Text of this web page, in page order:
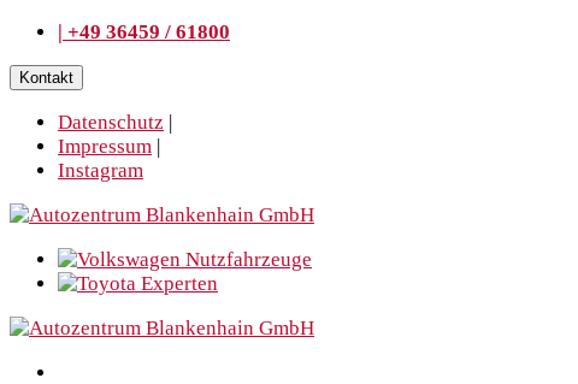
| +49 36459 / 61800
Kontakt
Datenschutz |
Impressum |
Instagram